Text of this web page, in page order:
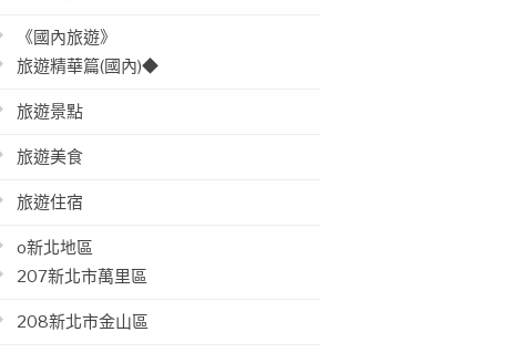
《國內旅遊》
旅遊精華篇(國內)◆
旅遊景點
旅遊美食
旅遊住宿
o新北地區
207新北市萬里區
208新北市金山區